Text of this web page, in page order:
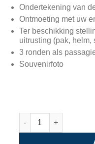
Ondertekening van
Ontmoeting met uw
Ter beschikking
uitrusting (pak, helm,
3 ronden als
Souvenirfoto
Circuitdoop